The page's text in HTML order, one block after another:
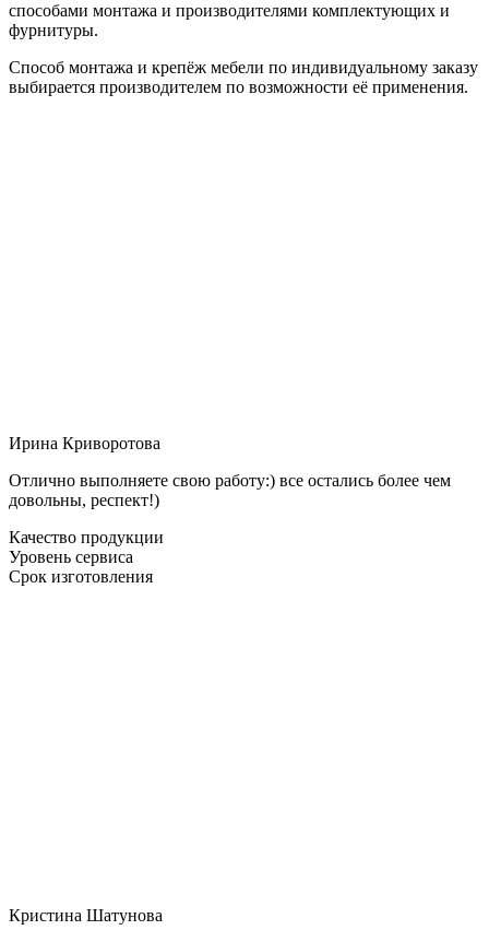
способами монтажа и производителями комплектующих и
фурнитуры.
Способ монтажа и крепёж мебели по индивидуальному заказу
выбирается производителем по возможности её применения.
Ирина Криворотова
Отлично выполняете свою работу:) все остались более чем
довольны, респект!)
Качество продукции
Уровень сервиса
Срок изготовления
Кристина Шатунова